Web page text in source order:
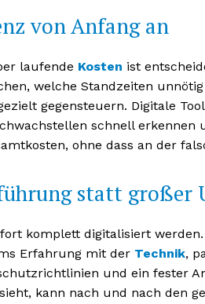
von Anfang an
laufende Kosten ist
welche Standzeiten
gegensteuern. Digitale
schnell
ohne dass an der
statt großer
komplett digitalisiert
Erfahrung mit der Technik,
und ein fester
kann nach und nach den